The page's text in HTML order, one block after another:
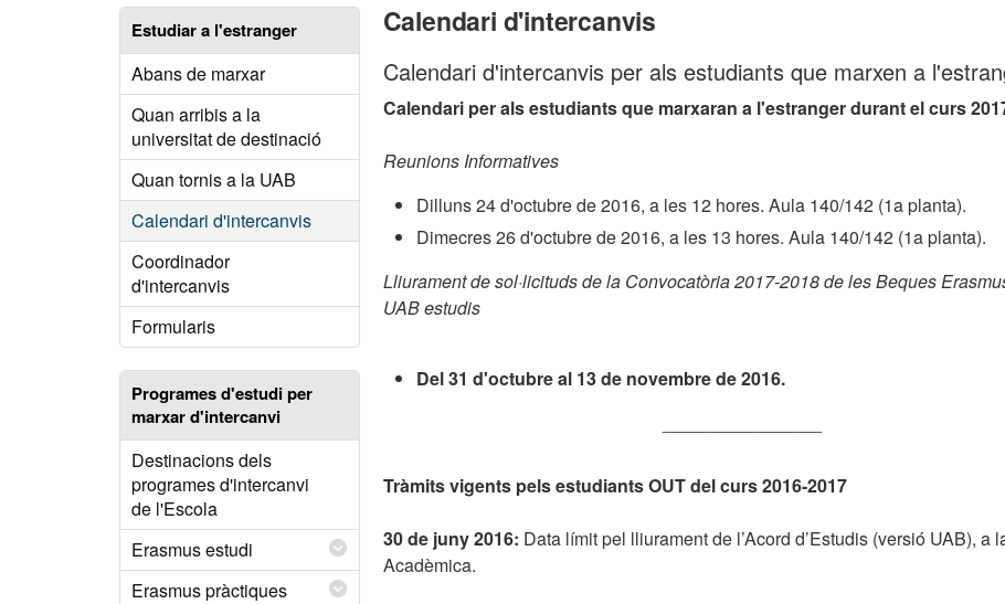
Estudiar a l'estranger
Abans de marxar
Quan arribis a la
universitat de destinació
Quan tornis a la UAB
Calendari d'intercanvis
Coordinador
d'intercanvis
Formularis
Programes d'estudi per
marxar d'intercanvi
Destinacions dels
programes d'intercanvi
de l'Escola
Erasmus estudi
Erasmus pràctiques
Calendari d'intercanvis
Calendari d'intercanvis per als estudiants que marxen a
Calendari per als estudiants que marxaran a l'estranger durant el curs
Reunions Informatives
Dilluns 24 d'octubre de 2016, a les 12 hores. Aula 140/142 (1a planta).
Dimecres 26 d'octubre de 2016, a les 13 hores. Aula 140/142 (1a planta).
Lliurament de sol·licituds de la Convocatòria 2017-2018 de les Beques
UAB estudis
Del 31 d'octubre al 13 de novembre de 2016.
Tràmits vigents pels estudiants OUT del curs 2016-2017
30 de juny 2016: Data límit pel lliurament de l’Acord d’Estudis (versió UAB), a
Acadèmica.